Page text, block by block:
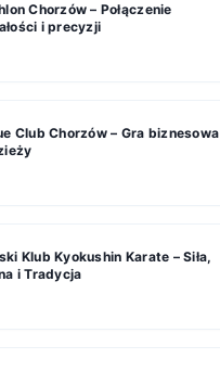
Chorzów – Połączenie
i precyzji
Club Chorzów – Gra biznesowa
Klub Kyokushin Karate – Siła,
i Tradycja